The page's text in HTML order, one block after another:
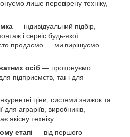
лише перевірену техніку,
— індивідуальний підбір,
і сервіс будь-якої
продаємо — ми вирішуємо
осіб — пропонуємо
підприємств, так і для
ціни, системи знижок та
для аграріїв, виробників,
якісну техніку.
етапі — від першого